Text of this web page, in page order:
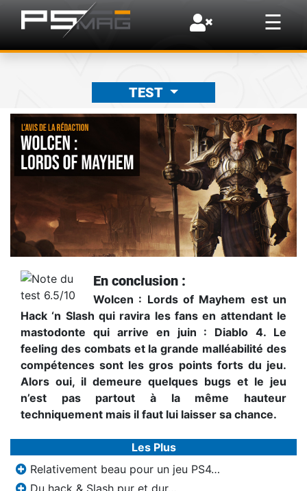
☰
×
TEST
En conclusion :
Wolcen : Lords of Mayhem est un
Hack ‘n Slash qui ravira les fans en attendant le
mastodonte qui arrive en juin : Diablo 4. Le
feeling des combats et la grande malléabilité des
compétences sont les gros points forts du jeu.
Alors oui, il demeure quelques bugs et le jeu
n’est pas partout à la même hauteur
techniquement mais il faut lui laisser sa chance.
Les Plus
Relativement beau pour un jeu PS4…
Du hack & Slash pur et dur…